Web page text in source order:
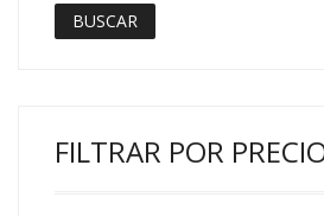
BUSCAR
FILTRAR POR